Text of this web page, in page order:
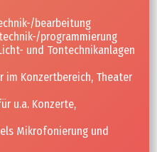
bearbeitung
programmierung
und Tontechnikanlagen
im Konzertbereich, Theater
u.a. Konzerte,
Mikrofonierung und